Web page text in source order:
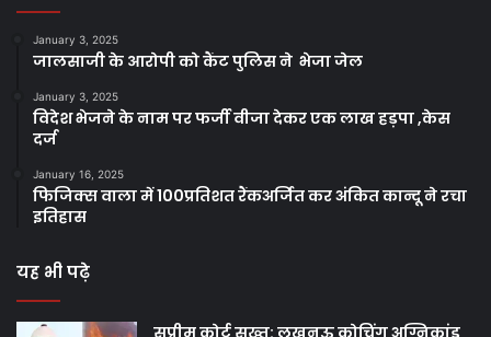
January 3, 2025
जालसाजी के आरोपी को कैंट पुलिस ने भेजा जेल
January 3, 2025
विदेश भेजने के नाम पर फर्जी वीजा देकर एक लाख हड़पा ,केस
दर्ज
January 16, 2025
फिजिक्स वाला में 100प्रतिशत रैंकअर्जित कर अंकित कान्दू ने रचा
इतिहास
यह भी पढ़े
सुप्रीम कोर्ट सख्त: लखनऊ कोचिंग अग्निकांड